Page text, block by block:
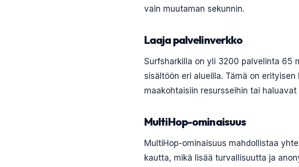
vain muutaman sekunnin.
Laaja palvelinverkko
Surfsharkilla on yli 3200 palvelinta 65
sisältöön eri alueilla. Tämä on
maakohtaisiin resursseihin tai
MultiHop-ominaisuus
MultiHop-ominaisuus mahdollistaa
kautta, mikä lisää turvallisuutta ja